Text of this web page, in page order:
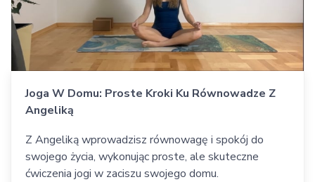
Joga W Domu: Proste Kroki Ku Równowadze Z
Angeliką
Z Angeliką wprowadzisz równowagę i spokój do
swojego życia, wykonując proste, ale skuteczne
ćwiczenia jogi w zaciszu swojego domu.